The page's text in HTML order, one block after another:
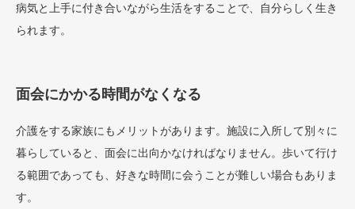
病気と上手に付き合いながら生活をすることで、自分らしく生き
られます。
面会にかかる時間がなくなる
介護をする家族にもメリットがあります。施設に入所して別々に
暮らしていると、面会に出向かなければなりません。歩いて行け
る範囲であっても、好きな時間に会うことが難しい場合もありま
す。